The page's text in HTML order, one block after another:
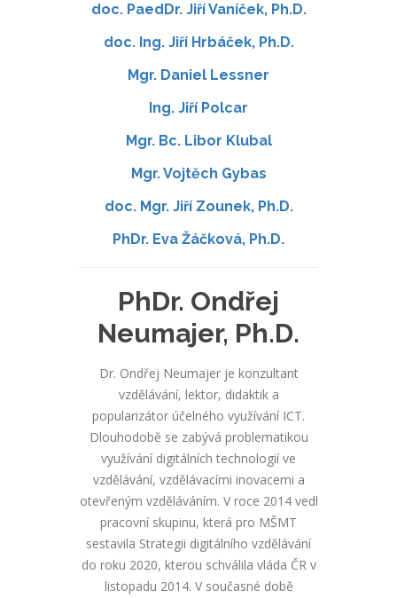
doc. PaedDr. Jiří Vaníček, Ph.D.
doc. Ing. Jiří Hrbáček, Ph.D.
Mgr. Daniel Lessner
Ing. Jiří Polcar
Mgr. Bc. Libor Klubal
Mgr. Vojtěch Gybas
doc. Mgr. Jiří Zounek, Ph.D.
PhDr. Eva Žáčková, Ph.D.
PhDr. Ondřej
Neumajer, Ph.D.
Dr. Ondřej Neumajer je konzultant
vzdělávání, lektor, didaktik a
popularizátor účelného využívání ICT.
Dlouhodobě se zabývá problematikou
využívání digitálních technologií ve
vzdělávání, vzdělávacími inovacemi a
otevřeným vzděláváním. V roce 2014 vedl
pracovní skupinu, která pro MŠMT
sestavila Strategii digitálního vzdělávání
do roku 2020, kterou schválila vláda ČR v
listopadu 2014. V současné době